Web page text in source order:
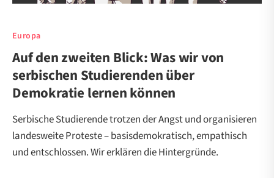
Europa
Auf den zweiten Blick: Was wir von
serbischen Studierenden über
Demokratie lernen können
Serbische Studierende trotzen der Angst und organisieren
landesweite Proteste – basisdemokratisch, empathisch
und entschlossen. Wir erklären die Hintergründe.